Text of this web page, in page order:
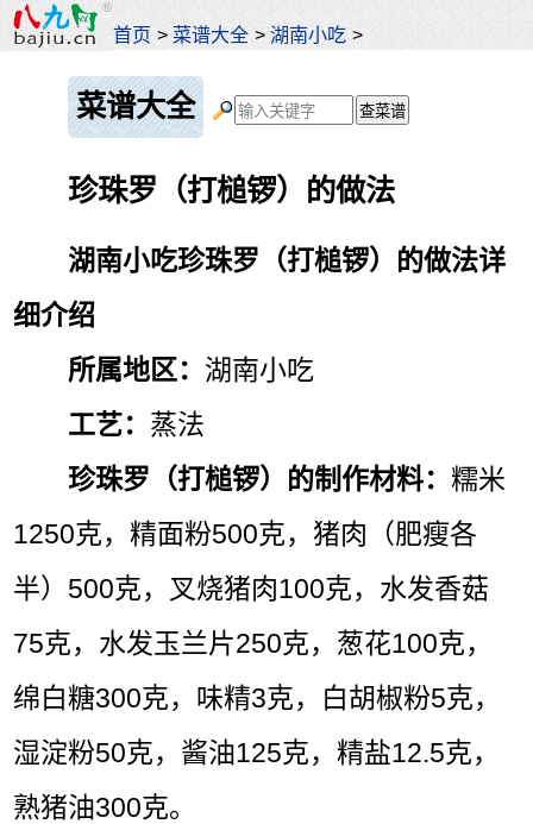
首页 > 菜谱大全 >湖南小吃 >
菜谱大全
珍珠罗（打槌锣）的做法
湖南小吃珍珠罗（打槌锣）的做法详
细介绍
所属地区： 湖南小吃
工艺： 蒸法
珍珠罗（打槌锣）的制作材料： 糯米
1250克，精面粉500克，猪肉（肥瘦各
半）500克，叉烧猪肉100克，水发香菇
75克，水发玉兰片250克，葱花100克，
绵白糖300克，味精3克，白胡椒粉5克，
湿淀粉50克，酱油125克，精盐12.5克，
熟猪油300克。